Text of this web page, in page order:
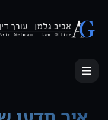
פתח סרגל